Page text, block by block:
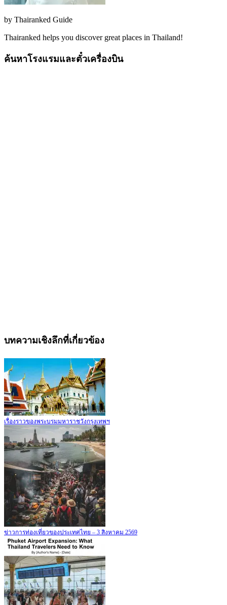
by Thairanked Guide
Thairanked helps you discover great places in Thailand!
ค้นหาโรงแรมและตั๋วเครื่องบิน
บทความเชิงลึกที่เกี่ยวข้อง
เรื่องราวของพระบรมมหาราชวังกรุงเทพฯ
ข่าวการท่องเที่ยวของประเทศไทย – 3 สิงหาคม 2569